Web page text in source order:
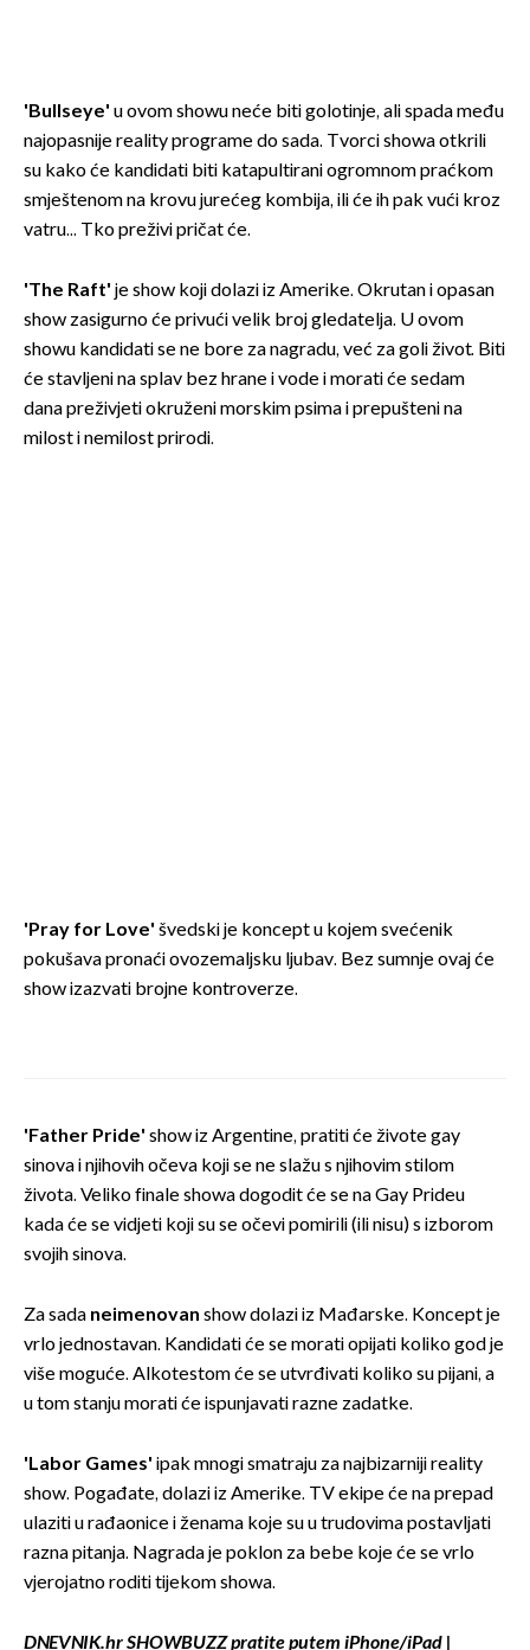
'Bullseye' u ovom showu neće biti golotinje, ali spada među
najopasnije reality programe do sada. Tvorci showa otkrili
su kako će kandidati biti katapultirani ogromnom praćkom
smještenom na krovu jurećeg kombija, ili će ih pak vući kroz
vatru... Tko preživi pričat će.
'The Raft' je show koji dolazi iz Amerike. Okrutan i opasan
show zasigurno će privući velik broj gledatelja. U ovom
showu kandidati se ne bore za nagradu, već za goli život. Biti
će stavljeni na splav bez hrane i vode i morati će sedam
dana preživjeti okruženi morskim psima i prepušteni na
milost i nemilost prirodi.
'Pray for Love' švedski je koncept u kojem svećenik
pokušava pronaći ovozemaljsku ljubav. Bez sumnje ovaj će
show izazvati brojne kontroverze.
'Father Pride' show iz Argentine, pratiti će živote gay
sinova i njihovih očeva koji se ne slažu s njihovim stilom
života. Veliko finale showa dogodit će se na Gay Prideu
kada će se vidjeti koji su se očevi pomirili (ili nisu) s izborom
svojih sinova.
Za sada neimenovan show dolazi iz Mađarske. Koncept je
vrlo jednostavan. Kandidati će se morati opijati koliko god je
više moguće. Alkotestom će se utvrđivati koliko su pijani, a
u tom stanju morati će ispunjavati razne zadatke.
'Labor Games' ipak mnogi smatraju za najbizarniji reality
show. Pogađate, dolazi iz Amerike. TV ekipe će na prepad
ulaziti u rađaonice i ženama koje su u trudovima postavljati
razna pitanja. Nagrada je poklon za bebe koje će se vrlo
vjerojatno roditi tijekom showa.
DNEVNIK.hr SHOWBUZZ pratite putem iPhone/iPad |